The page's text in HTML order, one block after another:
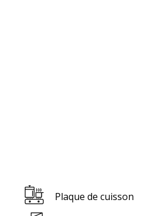
Plaque de cuisson